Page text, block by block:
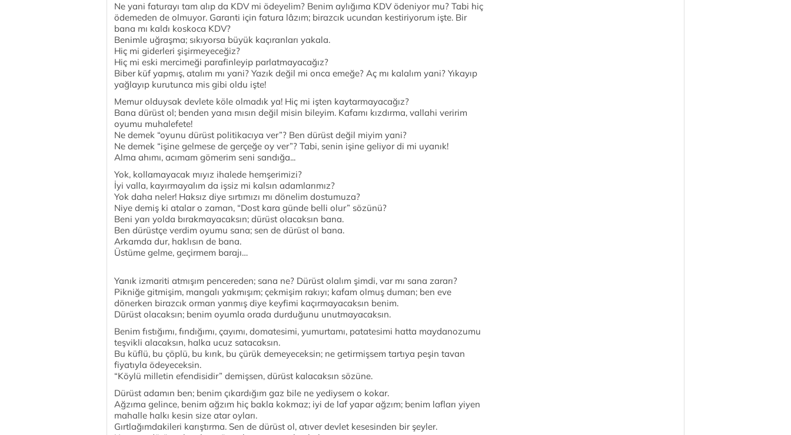
Ne yani faturayı tam alıp da KDV mi ödeyelim? Benim aylığıma KDV ödeniyor mu? Tabi hiç
ödemeden de olmuyor. Garanti için fatura lâzım; birazcık ucundan kestiriyorum işte. Bir
bana mı kaldı koskoca KDV?
Benimle uğraşma; sıkıyorsa büyük kaçıranları yakala.
Hiç mi giderleri şişirmeyeceğiz?
Hiç mi eski mercimeği parafinleyip parlatmayacağız?
Biber küf yapmış, atalım mı yani? Yazık değil mi onca emeğe? Aç mı kalalım yani? Yıkayıp
yağlayıp kurutunca mis gibi oldu işte!
Memur olduysak devlete köle olmadık ya! Hiç mi işten kaytarmayacağız?
Bana dürüst ol; benden yana mısın değil misin bileyim. Kafamı kızdırma, vallahi veririm
oyumu muhalefete!
Ne demek “oyunu dürüst politikacıya ver”? Ben dürüst değil miyim yani?
Ne demek “işine gelmese de gerçeğe oy ver”? Tabi, senin işine geliyor di mi uyanık!
Alma ahımı, acımam gömerim seni sandığa...
Yok, kollamayacak mıyız ihalede hemşerimizi?
İyi valla, kayırmayalım da işsiz mi kalsın adamlarımız?
Yok daha neler! Haksız diye sırtımızı mı dönelim dostumuza?
Niye demiş ki atalar o zaman, “Dost kara günde belli olur” sözünü?
Beni yarı yolda bırakmayacaksın; dürüst olacaksın bana.
Ben dürüstçe verdim oyumu sana; sen de dürüst ol bana.
Arkamda dur, haklısın de bana.
Üstüme gelme, geçirmem barajı…
Yanık izmariti atmışım pencereden; sana ne? Dürüst olalım şimdi, var mı sana zararı?
Pikniğe gitmişim, mangalı yakmışım; çekmişim rakıyı; kafam olmuş duman; ben eve
dönerken birazcık orman yanmış diye keyfimi kaçırmayacaksın benim.
Dürüst olacaksın; benim oyumla orada durduğunu unutmayacaksın.
Benim fıstığımı, fındığımı, çayımı, domatesimi, yumurtamı, patatesimi hatta maydanozumu
teşvikli alacaksın, halka ucuz satacaksın.
Bu küflü, bu çöplü, bu kırık, bu çürük demeyeceksin; ne getirmişsem tartıya peşin tavan
fiyatıyla ödeyeceksin.
“Köylü milletin efendisidir” demişsen, dürüst kalacaksın sözüne.
Dürüst adamın ben; benim çıkardığım gaz bile ne yediysem o kokar.
Ağzıma gelince, benim ağzım hiç bakla kokmaz; iyi de laf yapar ağzım; benim lafları yiyen
mahalle halkı kesin size atar oyları.
Gırtlağımdakileri karıştırma. Sen de dürüst ol, atıver devlet kesesinden bir şeyler.